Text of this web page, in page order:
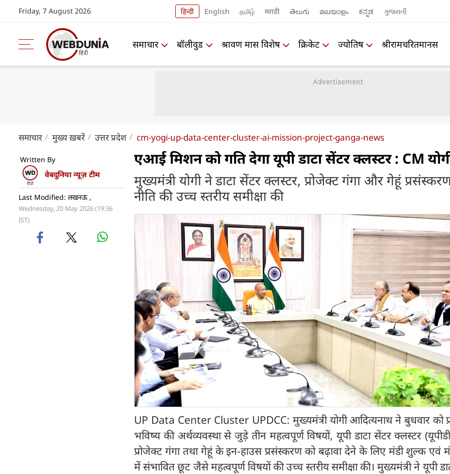
Friday, 7 August 2026 हिन्दी English தமிழ் मराठी తెలుగు മലയാളം ಕನ್ನಡ ગુજરાતી
समाचार बॉलीवुड श्रावण मास विशेष क्रिकेट ज्योतिष श्रीरामचरितमानस
समाचार मुख्य ख़बरें उत्तर प्रदेश cm-yogi-up-data-center-cluster-ai-mission-project-ganga-news
Written By
वेबदुनिया न्यूज़ टीम
Last Modified: लखनऊ ,
Wednesday, 20 May 2026 (19:36
IST)
एआई मिशन को गति देगा यूपी डाटा सेंटर क्लस्टर : CM
मुख्यमंत्री योगी ने डाटा सेंटर क्लस्टर, प्रोजेक्ट गंगा और गेहूं
नीति की उच्च स्तरीय समीक्षा की
UP Data Center Cluster UPDCC: मुख्यमंत्री योगी आदित्यनाथ ने बुधवार को
भविष्य की अर्थव्यवस्था से जुड़े तीन महत्वपूर्ण विषयों, यूपी डाटा सेंटर क्लस्टर
प्रोजेक्ट गंगा तथा गेहूं के इन-हाउस प्रसंस्करण को बढ़ावा देने के लिए मंडी शुल्क एवं
में संभावित छूट जैसे महत्वपूर्ण विषयों की उच्च स्तरीय समीक्षा की। मुख्यमंत्री ने यूपी